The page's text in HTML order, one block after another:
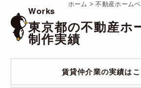
ホーム >不動産ホーム
Works
東京都の不動産ホ
制作実績
賃貸仲介業の実績は